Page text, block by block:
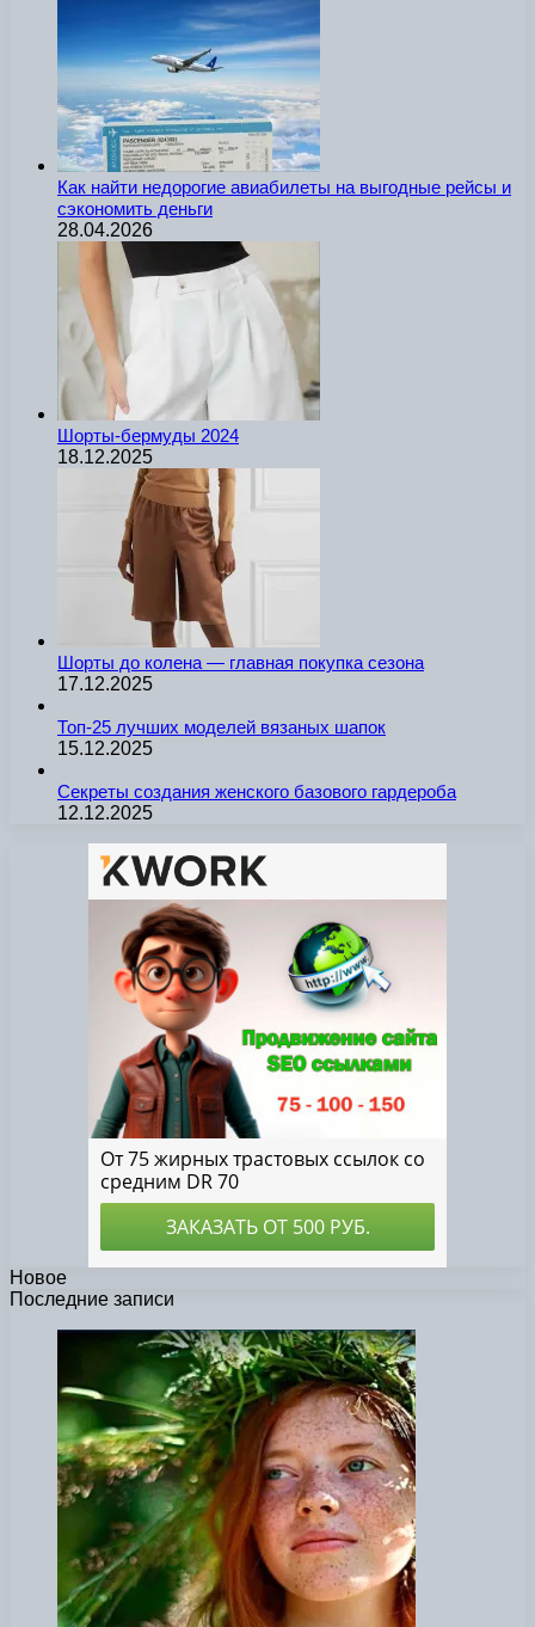
Как найти недорогие авиабилеты на выгодные рейсы и
сэкономить деньги
28.04.2026
Шорты-бермуды 2024
18.12.2025
Шорты до колена — главная покупка сезона
17.12.2025
Топ-25 лучших моделей вязаных шапок
15.12.2025
Секреты создания женского базового гардероба
12.12.2025
Новое
Последние записи